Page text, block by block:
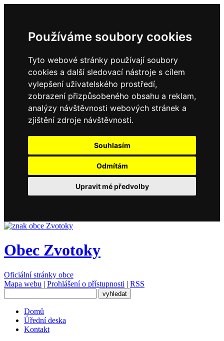
Používáme soubory cookies
Tyto webové stránky používají soubory
cookies a další sledovací nástroje s cílem
vylepšení uživatelského prostředí,
zobrazení přizpůsobeného obsahu a reklam,
analýzy návštěvnosti webových stránek a
zjištění zdroje návštěvnosti.
Souhlasím
Odmítám
Upravit mé předvolby
Obec Zvotoky
Oficiální stránky obce
Mapa webu | Prohlášení o přístupnosti | RSS
Domů
Úřední deska
Kontakt